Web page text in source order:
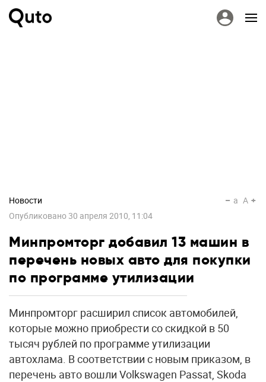
Новости
Опубликовано 30 апреля 2010, 11:04
a A
Минпромторг добавил 13 машин в
перечень новых авто для покупки
по программе утилизации
Минпромторг расширил список автомобилей,
которые можно приобрести со скидкой в 50
тысяч рублей по программе утилизации
автохлама. В соответствии с новым приказом, в
перечень авто вошли Volkswagen Passat, Skoda